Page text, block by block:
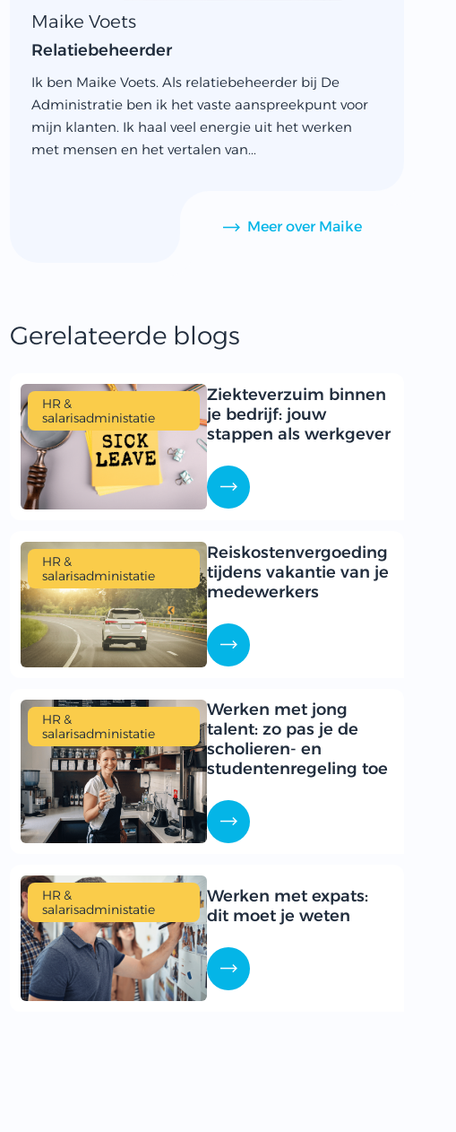
Maike Voets
Relatiebeheerder
Ik ben Maike Voets. Als relatiebeheerder bij De
Administratie ben ik het vaste aanspreekpunt voor
mijn klanten. Ik haal veel energie uit het werken
met mensen en het vertalen van...
Meer over Maike
Gerelateerde blogs
HR &
salarisadministatie
Ziekteverzuim binnen
je bedrijf: jouw
stappen als werkgever
HR &
salarisadministatie
Reiskostenvergoeding
tijdens vakantie van je
medewerkers
HR &
salarisadministatie
Werken met jong
talent: zo pas je de
scholieren- en
studentenregeling toe
HR &
salarisadministatie
Werken met expats:
dit moet je weten